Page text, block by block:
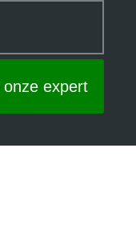
expert